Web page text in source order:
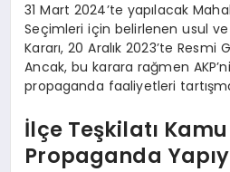
31 Mart 2024’te yapılacak
Seçimleri için belirlenen usul ve
Kararı, 20 Aralık 2023’te Resmi
Ancak, bu karara rağmen
propaganda faaliyetleri
İlçe Teşkilatı
Propaganda